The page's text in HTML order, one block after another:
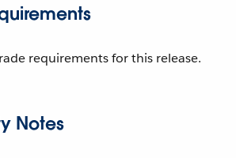
requirements for this release.
Notes